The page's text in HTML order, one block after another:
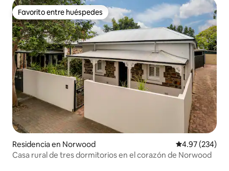
Favorito entre huéspedes
Favorito entre huéspedes
Residencia en Norwood Calificación
4.97 (234)
Casa rural de tres dormitorios en el corazón de Norwood